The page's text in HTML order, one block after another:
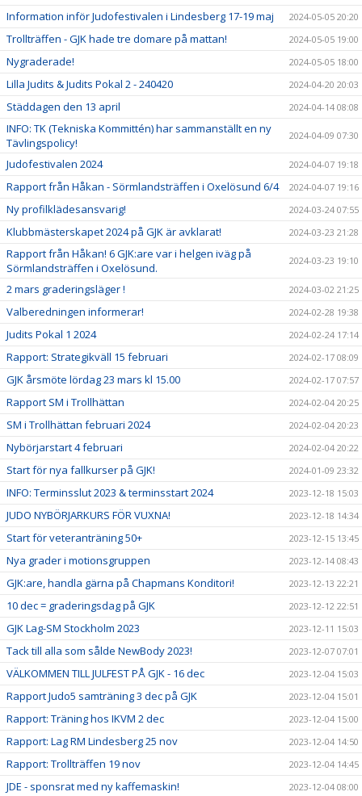
Information inför Judofestivalen i Lindesberg 17-19 maj
2024-05-05 20:20
Trollträffen - GJK hade tre domare på mattan! 2024-05-05 19:00
Nygraderade! 2024-05-05 18:00
Lilla Judits & Judits Pokal 2 - 240420 2024-04-20 20:03
Städdagen den 13 april 2024-04-14 08:08
INFO: TK (Tekniska Kommittén) har sammanställt en ny
Tävlingspolicy!
2024-04-09 07:30
Judofestivalen 2024 2024-04-07 19:18
Rapport från Håkan - Sörmlandsträffen i Oxelösund 6/4 2024-04-07 19:16
Ny profilklädesansvarig! 2024-03-24 07:55
Klubbmästerskapet 2024 på GJK är avklarat! 2024-03-23 21:28
Rapport från Håkan! 6 GJK:are var i helgen iväg på
Sörmlandsträffen i Oxelösund.
2024-03-23 19:10
2 mars graderingsläger ! 2024-03-02 21:25
Valberedningen informerar! 2024-02-28 19:38
Judits Pokal 1 2024 2024-02-24 17:14
Rapport: Strategikväll 15 februari 2024-02-17 08:09
GJK årsmöte lördag 23 mars kl 15.00 2024-02-17 07:57
Rapport SM i Trollhättan 2024-02-04 20:25
SM i Trollhättan februari 2024 2024-02-04 20:23
Nybörjarstart 4 februari 2024-02-04 20:22
Start för nya fallkurser på GJK! 2024-01-09 23:32
INFO: Terminsslut 2023 & terminsstart 2024 2023-12-18 15:03
JUDO NYBÖRJARKURS FÖR VUXNA! 2023-12-18 14:34
Start för veteranträning 50+ 2023-12-15 13:45
Nya grader i motionsgruppen 2023-12-14 08:43
GJK:are, handla gärna på Chapmans Konditori! 2023-12-13 22:21
10 dec = graderingsdag på GJK 2023-12-12 22:51
GJK Lag-SM Stockholm 2023 2023-12-11 15:03
Tack till alla som sålde NewBody 2023! 2023-12-07 07:01
VÄLKOMMEN TILL JULFEST PÅ GJK - 16 dec 2023-12-04 15:03
Rapport Judo5 samträning 3 dec på GJK 2023-12-04 15:01
Rapport: Träning hos IKVM 2 dec 2023-12-04 15:00
Rapport: Lag RM Lindesberg 25 nov 2023-12-04 14:50
Rapport: Trollträffen 19 nov 2023-12-04 14:45
JDE - sponsrat med ny kaffemaskin! 2023-12-04 08:00